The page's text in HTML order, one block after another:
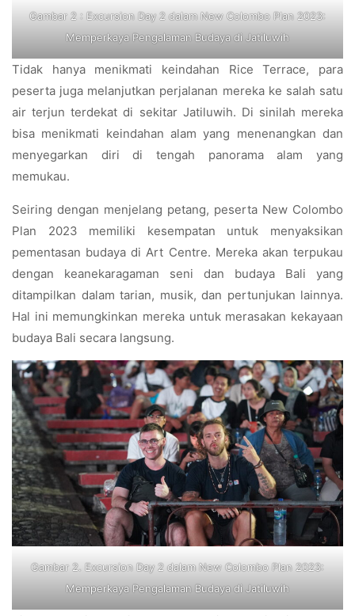
Gambar 2 : Excursion Day 2 dalam New Colombo Plan 2023:
Memperkaya Pengalaman Budaya di Jatiluwih
Tidak hanya menikmati keindahan Rice Terrace, para
peserta juga melanjutkan perjalanan mereka ke salah satu
air terjun terdekat di sekitar Jatiluwih. Di sinilah mereka
bisa menikmati keindahan alam yang menenangkan dan
menyegarkan diri di tengah panorama alam yang
memukau.
Seiring dengan menjelang petang, peserta New Colombo
Plan 2023 memiliki kesempatan untuk menyaksikan
pementasan budaya di Art Centre. Mereka akan terpukau
dengan keanekaragaman seni dan budaya Bali yang
ditampilkan dalam tarian, musik, dan pertunjukan lainnya.
Hal ini memungkinkan mereka untuk merasakan kekayaan
budaya Bali secara langsung.
Gambar 2. Excursion Day 2 dalam New Colombo Plan 2023:
Memperkaya Pengalaman Budaya di Jatiluwih